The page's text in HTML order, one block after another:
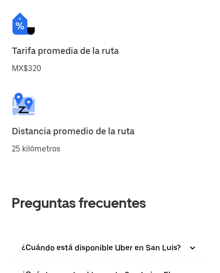
Tarifa promedia de la ruta
MX$320
Distancia promedio de la ruta
25 kilómetros
Preguntas frecuentes
¿Cuándo está disponible Uber en San Luis?